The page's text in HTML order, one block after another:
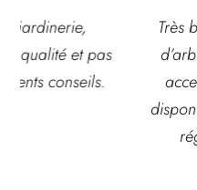
Très belle jardinerie,
d’arbustes mais
accessoires de
disponible pour
régulièrement et